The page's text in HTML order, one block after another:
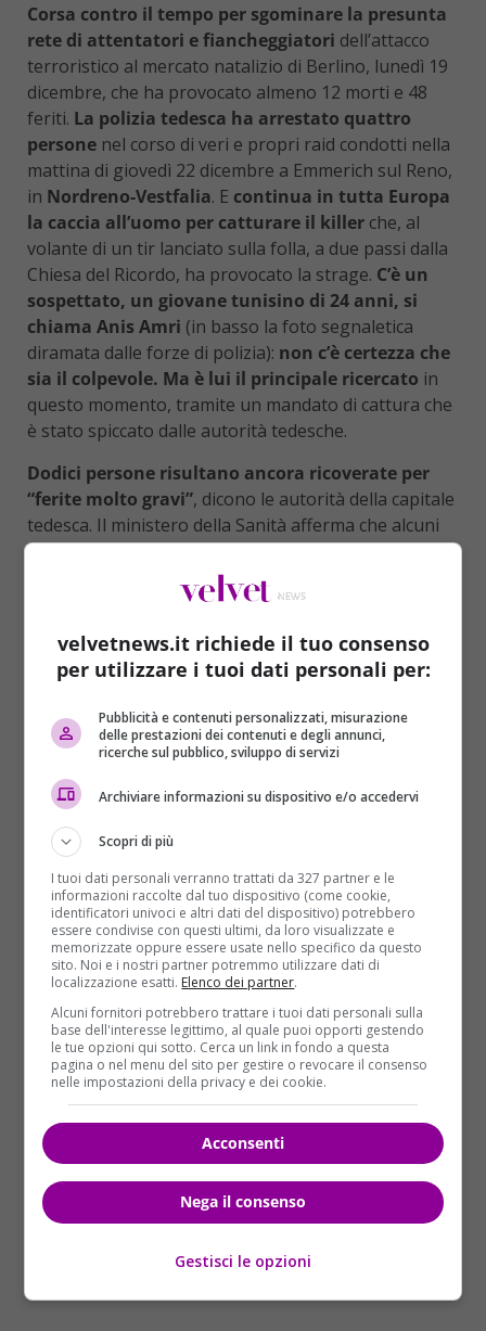
Corsa contro il tempo per sgominare la presunta
rete di attentatori e fiancheggiatori dell’attacco
terroristico al mercato natalizio di Berlino, lunedì 19
dicembre, che ha provocato almeno 12 morti e 48
feriti. La polizia tedesca ha arrestato quattro
persone nel corso di veri e propri raid condotti nella
mattina di giovedì 22 dicembre a Emmerich sul Reno,
in Nordreno-Vestfalia. E continua in tutta Europa
la caccia all’uomo per catturare il killer che, al
volante di un tir lanciato sulla folla, a due passi dalla
Chiesa del Ricordo, ha provocato la strage. C’è un
sospettato, un giovane tunisino di 24 anni, si
chiama Anis Amri (in basso la foto segnaletica
diramata dalle forze di polizia): non c’è certezza che
sia il colpevole. Ma è lui il principale ricercato in
questo momento, tramite un mandato di cattura che
è stato spiccato dalle autorità tedesche.
Dodici persone risultano ancora ricoverate per
“ferite molto gravi”, dicono le autorità della capitale
tedesca. Il ministero della Sanità afferma che alcuni
dei feriti sono “in condizioni critiche”, senza
Un attentato che è stato
rivendicato dall’Isis . Il ministro dell’Interno tedesco,
emesso un mandato di cattura per tutta l’area
Schengen, nei confronti “di un nuovo sospettato,
non necessariamente il colpevole”, ma i dubbi sono
pochi.
Anis Amri, il tunisino ricercato dalle autorità
tedesche, è stato 4 anni in carcere in Italiaed era
considerato una persona molto violenta.
scontato la pena ha ricevuto un provvedimento
di espulsione dal nostro paese.Provvedimento
che, però, non è andato a buon fineperché le
autorità tunisine non hanno effettuato la procedura
di riconoscimento nei tempi previsti dalla legge.
L’uomo avrebbe successivamente lasciato l’Italia per
arrivare in Germania. E laGermania offre fino a
100.000 euro di taglia a chiunque fornisca
informazioni che portino all’arresto del
sospettato dell’attacco al mercatino di Natale a
velvetnews.it richiede il tuo consenso
per utilizzare i tuoi dati personali per:
Pubblicità e contenuti personalizzati, misurazione
delle prestazioni dei contenuti e degli annunci,
ricerche sul pubblico, sviluppo di servizi
Archiviare informazioni su dispositivo e/o accedervi
Scopri di più
I tuoi dati personali verranno trattati da 327 partner e le
informazioni raccolte dal tuo dispositivo (come cookie,
identificatori univoci e altri dati del dispositivo) potrebbero
essere condivise con questi ultimi, da loro visualizzate e
memorizzate oppure essere usate nello specifico da questo
sito. Noi e i nostri partner potremmo utilizzare dati di
localizzazione esatti. Elenco dei partner.
Alcuni fornitori potrebbero trattare i tuoi dati personali sulla
base dell'interesse legittimo, al quale puoi opporti gestendo
le tue opzioni qui sotto. Cerca un link in fondo a questa
pagina o nel menu del sito per gestire o revocare il consenso
nelle impostazioni della privacy e dei cookie.
Acconsenti
Nega il consenso
Gestisci le opzioni